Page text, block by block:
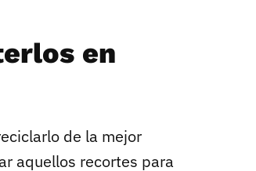
en
de la mejor
aquellos recortes para